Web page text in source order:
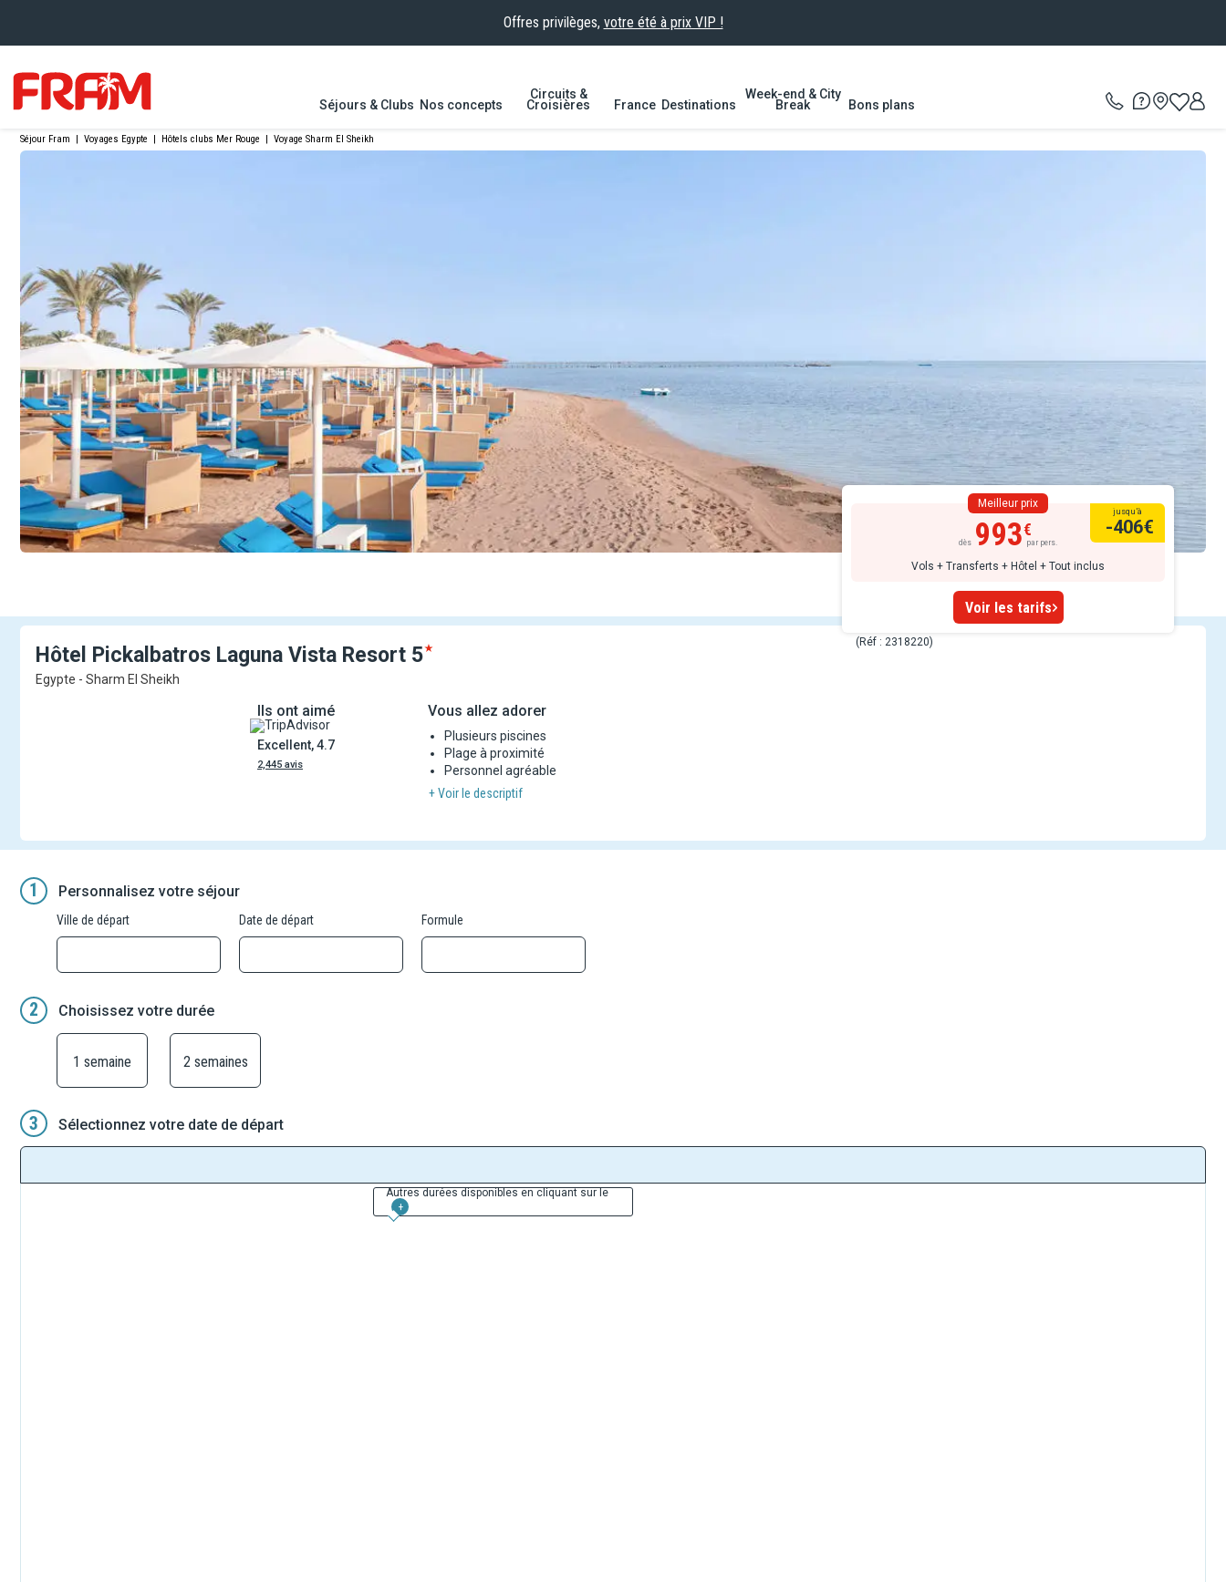
Offres privilèges, votre été à prix VIP !
Séjours & Clubs Nos concepts
Circuits &
Croisières France Destinations
Week-end & City
Break Bons plans
Séjour Fram | Voyages Egypte | Hôtels clubs Mer Rouge | Voyage Sharm El Sheikh
Meilleur prix
dès 993 par pers.
Vols + Transferts + Hôtel + Tout inclus
jusqu’à
-406€
Voir les tarifs
(Réf : 2318220)
Hôtel Pickalbatros Laguna Vista Resort 5
Egypte - Sharm El Sheikh
Ils ont aimé
Excellent, 4.7
2,445 avis
Vous allez adorer
Plusieurs piscines
Plage à proximité
Personnel agréable
+ Voir le descriptif
1 Personnalisez votre séjour
Ville de départ Date de départ Formule
2 Choisissez votre durée
1 semaine 2 semaines
3 Sélectionnez votre date de départ
Autres durées disponibles en cliquant sur le
+